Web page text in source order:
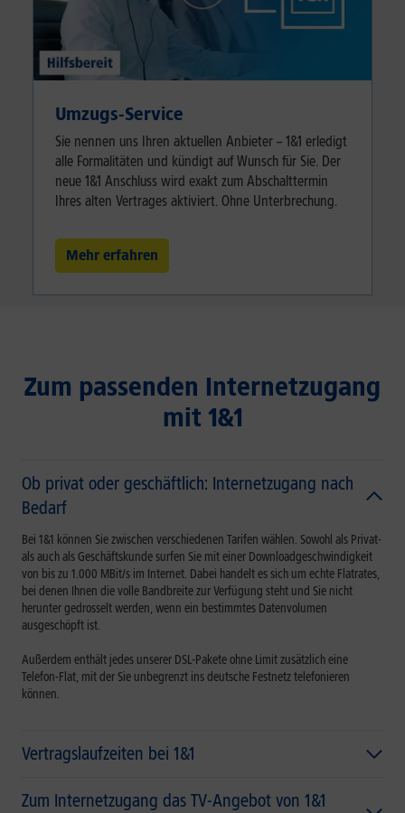
Umzugs-Service
Sie nennen uns Ihren aktuellen Anbieter – 1&1 erledigt
alle Formalitäten und kündigt auf Wunsch für Sie. Der
neue 1&1 Anschluss wird exakt zum Abschalttermin
Ihres alten Vertrages aktiviert. Ohne Unterbrechung.
Mehr erfahren
Zum passenden Internetzugang
mit 1&1
Ob privat oder geschäftlich: Internetzugang nach
Bedarf
Bei 1&1 können Sie zwischen verschiedenen Tarifen wählen. Sowohl als Privat-
als auch als Geschäftskunde surfen Sie mit einer Downloadgeschwindigkeit
von bis zu 1.000 MBit/s im Internet. Dabei handelt es sich um echte Flatrates,
bei denen Ihnen die volle Bandbreite zur Verfügung steht und Sie nicht
herunter gedrosselt werden, wenn ein bestimmtes Datenvolumen
ausgeschöpft ist.
Außerdem enthält jedes unserer DSL-Pakete ohne Limit zusätzlich eine
Telefon-Flat, mit der Sie unbegrenzt ins deutsche Festnetz telefonieren
können.
Vertragslaufzeiten bei 1&1
Zum Internetzugang das TV-Angebot von 1&1